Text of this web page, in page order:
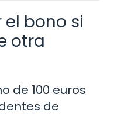
bono si
otra
de 100 euros
de